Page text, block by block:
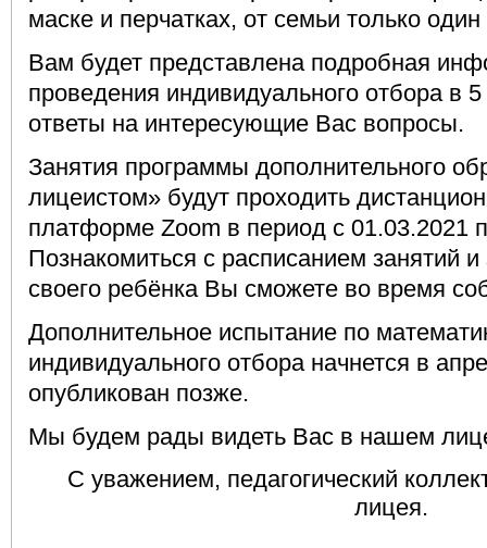
маске и перчатках, от семьи только
Вам будет представлена подробная
проведения индивидуального отбора в
ответы на интересующие Вас вопросы.
Занятия программы дополнительного
лицеистом» будут проходить
платформе Zoom в период с 01.03.2021
Познакомиться с расписанием занятий
своего ребёнка Вы сможете во время
Дополнительное испытание по
индивидуального отбора начнется в
опубликован позже.
Мы будем рады видеть Вас в нашем
С уважением, педагогический
лицея.